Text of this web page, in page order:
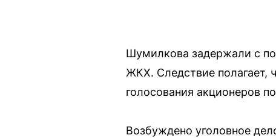
Шумилкова задержали с
ЖКХ. Следствие полагает,
голосования акционеров
Возбуждено уголовное